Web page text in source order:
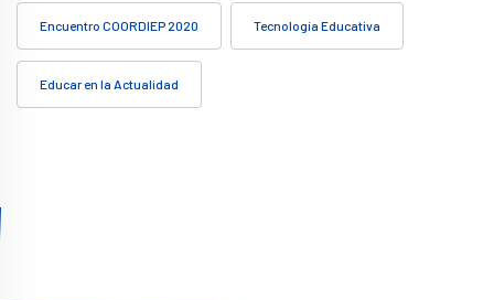
Encuentro COORDIEP 2020 Tecnología Educativa
Educar en la Actualidad